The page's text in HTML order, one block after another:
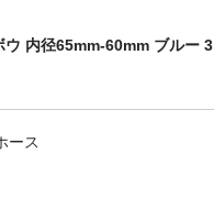
ウ 内径65mm-60mm ブルー 3
ース